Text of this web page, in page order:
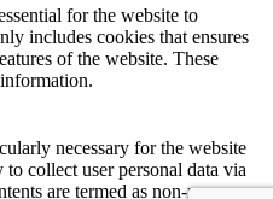
for the website to
includes cookies that ensures
of the website. These
necessary for the website
collect user personal data via
are termed as non-necessary